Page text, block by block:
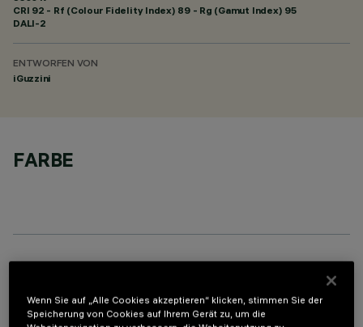
CRI 92 - Rf (Colour Fidelity Index) 89 - Rg (Gamut Index) 95
DALI-2
ENTWORFEN VON
iGuzzini
FARBE
Wenn Sie auf „Alle Cookies akzeptieren“ klicken, stimmen Sie der
Speicherung von Cookies auf Ihrem Gerät zu, um die